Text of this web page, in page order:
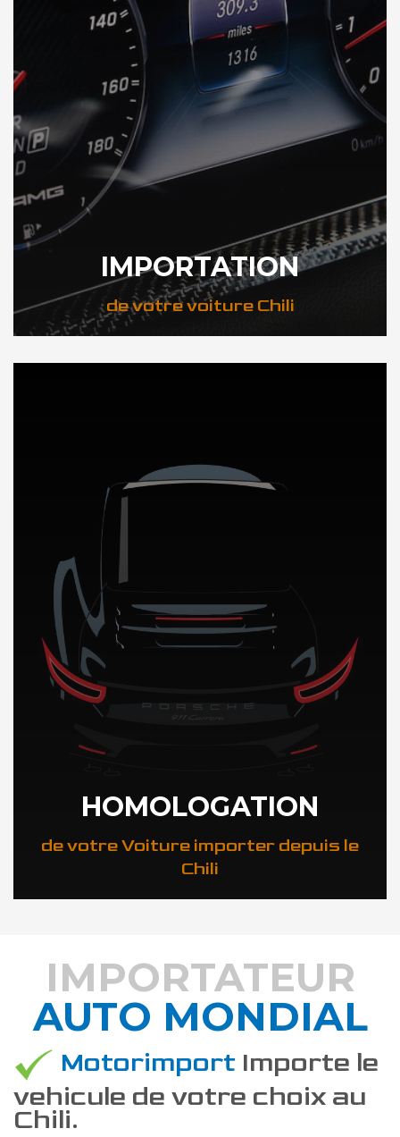
IMPORTATION
de votre voiture Chili
DÉCOUVREZ NOTRE IMPORTATION AUTO au Chili
HOMOLOGATION
de votre Voiture importer depuis le
Chili
DÉCOUVREZ COMMENT
IMPORTATEUR
AUTO MONDIAL
Motorimport Importe le
vehicule de votre choix au
Chili.